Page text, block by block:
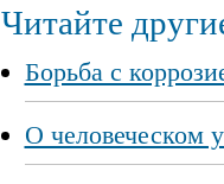
Читайте
Борьба с
О человеческом